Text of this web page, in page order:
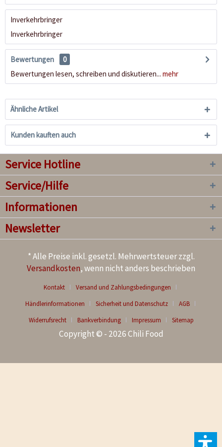
Inverkehrbringer
Inverkehrbringer
Bewertungen
0
Bewertungen lesen, schreiben und diskutieren... mehr
Ähnliche Artikel
Kunden kauften auch
Service Hotline
Service/Hilfe
Informationen
Newsletter
* Alle Preise inkl. gesetzl. Mehrwertsteuer zzgl.
Versandkosten, wenn nicht anders beschrieben
Kontakt
Versand und Zahlungsbedingungen
Händlerinformationen
Sicherheit und Datenschutz
AGB
Widerrufsrecht
Bankverbindung Impressum Sitemap
Copyright © - 2026 Chili Food